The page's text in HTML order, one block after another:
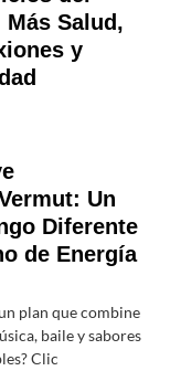
Más Salud,
y
Un
Diferente
de Energía
plan que combine
baile y sabores
Clic